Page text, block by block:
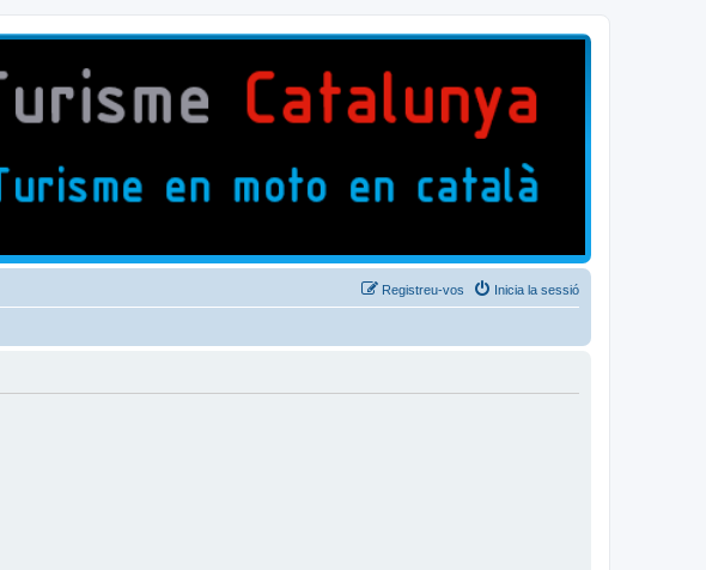
Inicia la sessió
Registreu-vos